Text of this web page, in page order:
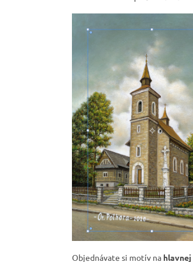
Objednávate si motív na hlavnej